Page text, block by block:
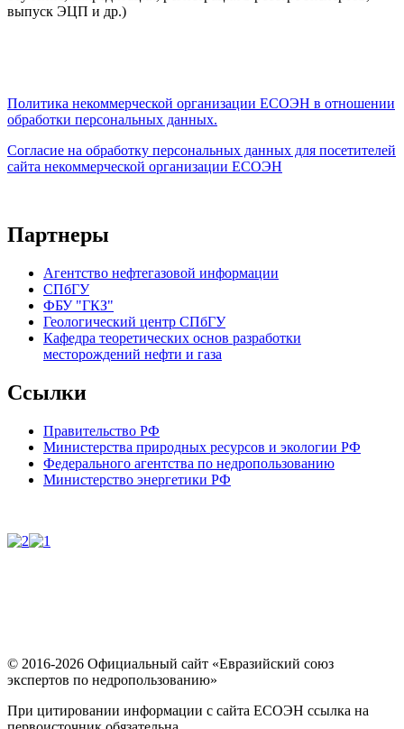
выпуск ЭЦП и др.)
Политика некоммерческой организации ЕСОЭН в отношении
обработки персональных данных.
Согласие на обработку персональных данных для посетителей
сайта некоммерческой организации ЕСОЭН
Партнеры
Агентство нефтегазовой информации
СПбГУ
ФБУ "ГКЗ"
Геологический центр СПбГУ
Кафедра теоретических основ разработки
месторождений нефти и газа
Ссылки
Правительство РФ
Министерства природных ресурсов и экологии РФ
Федерального агентства по недропользованию
Министерство энергетики РФ
© 2016-2026 Официальный сайт «Евразийский союз
экспертов по недропользованию»
При цитировании информации с сайта ЕСОЭН ссылка на